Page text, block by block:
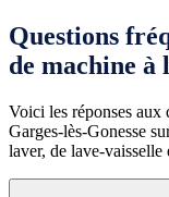
Questions
de machine à
Voici les réponses aux
Garges-lès-Gonesse
laver, de lave-vaisselle